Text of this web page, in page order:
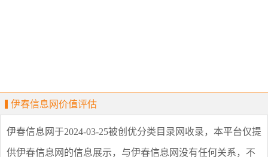
伊春信息网价值评估
伊春信息网 于2024-03-25被创优分类目录网收录，本平台仅提
供伊春信息网 的信息展示，与伊春信息网没有任何关系，不